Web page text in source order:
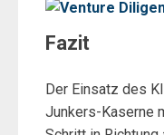
Fazit
Der Einsatz des
Junkers-Kaserne